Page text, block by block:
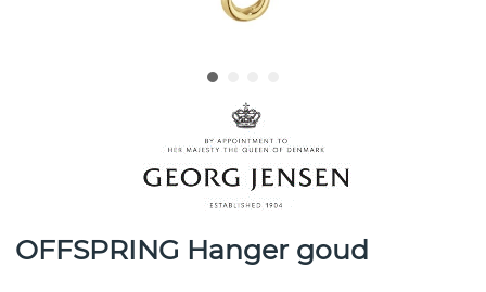
OFFSPRING Hanger goud